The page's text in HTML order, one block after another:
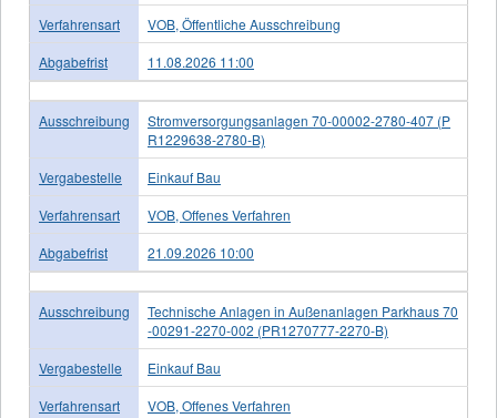
Verfahrensart
VOB, Öffentliche Ausschreibung
Abgabefrist
11.08.2026 11:00
Ausschreibung
Stromversorgungsanlagen 70-00002-2780-407 (P
R1229638-2780-B)
Vergabestelle
Einkauf Bau
Verfahrensart
VOB, Offenes Verfahren
Abgabefrist
21.09.2026 10:00
Ausschreibung
Technische Anlagen in Außenanlagen Parkhaus 70
-00291-2270-002 (PR1270777-2270-B)
Vergabestelle
Einkauf Bau
Verfahrensart
VOB, Offenes Verfahren